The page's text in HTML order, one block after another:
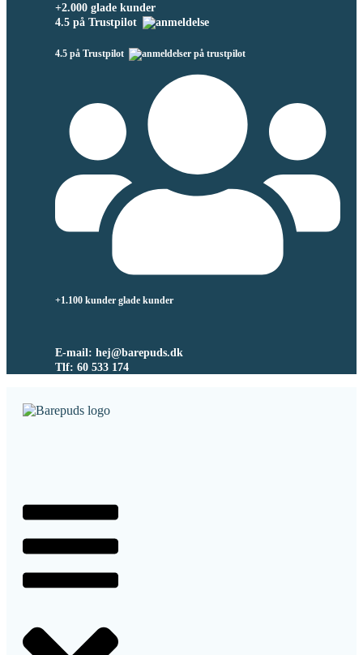
+2.000 glade kunder
4.5 på Trustpilot
4.5 på Trustpilot
+1.100 kunder glade kunder
E-mail: hej@barepuds.dk
Tlf: 60 533 174